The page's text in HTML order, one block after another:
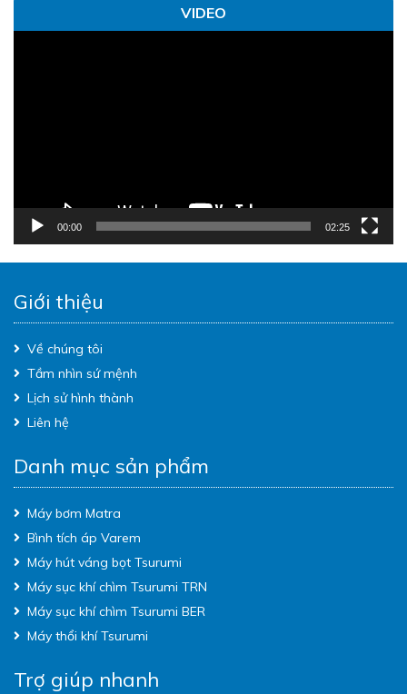
VIDEO
00:00 02:25
Giới thiệu
Về chúng tôi
Tầm nhìn sứ mệnh
Lịch sử hình thành
Liên hệ
Danh mục sản phẩm
Máy bơm Matra
Bình tích áp Varem
Máy hút váng bọt Tsurumi
Máy sục khí chìm Tsurumi TRN
Máy sục khí chìm Tsurumi BER
Máy thổi khí Tsurumi
Trợ giúp nhanh